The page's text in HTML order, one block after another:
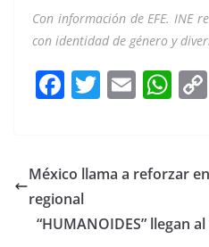
Con información de EFE. INE
con identidad de género y
F
e
b
o
T
er
E
l
W
s
p
México llama a reforzar
regional
“HUMANOIDES” llegan